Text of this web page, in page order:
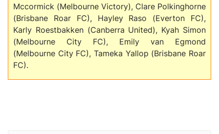
Theo dõi báo trên
Cơ quan chủ quản:Đài Truyền hình Việt Nam
Cơ quan báo chí:Thời báo VTV
Giấy phép hoạt động báo in và báo điện tử số 483/GP-BTTTT
Mccormick (Melbourne Victory), Clare Polkinghorne
(Brisbane Roar FC), Hayley Raso (Everton FC),
Karly Roestbakken (Canberra United), Kyah Simon
(Melbourne City FC), Emily van Egmond
(Melbourne City FC), Tameka Yallop (Brisbane Roar
FC).